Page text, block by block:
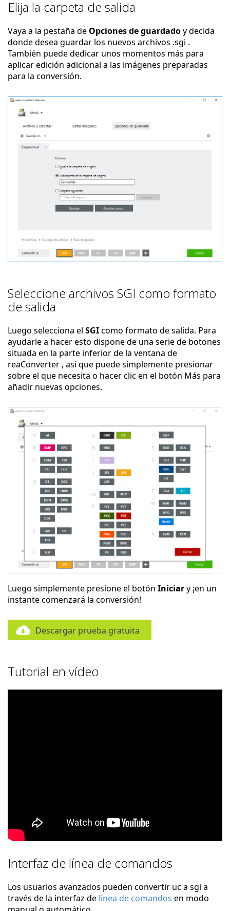
Elija la carpeta de salida
Vaya a la pestaña de Opciones de guardadoy decida
donde desea guardar los nuevos archivos .sgi .
También puede dedicar unos momentos más para
aplicar edición adicional a las imágenes preparadas
para la conversión.
Seleccione archivos SGI como formato
de salida
Luego selecciona el SGIcomo formato de salida. Para
ayudarle a hacer esto dispone de una serie de botones
situada en la parte inferior de la ventana de
reaConverter , así que puede simplemente presionar
sobre el que necesita o hacer clic en el botón Más para
añadir nuevas opciones.
Luego simplemente presione el botón Iniciary ¡en un
instante comenzará la conversión!
Descargar prueba gratuita
Tutorial en vídeo
Interfaz de línea de comandos
Los usuarios avanzados pueden convertir uc a sgi a
través de la interfaz de línea de comandos en modo